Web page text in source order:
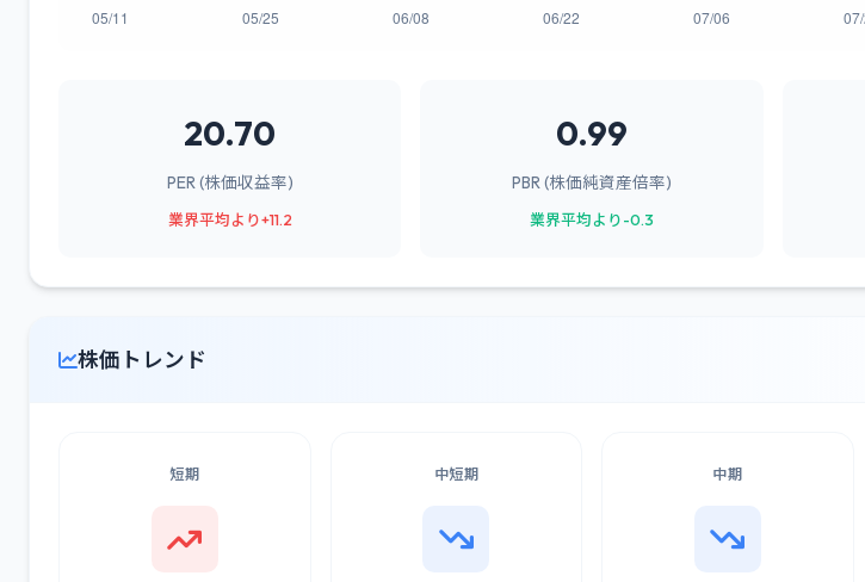
20.70
PER (株価収益率)
業界平均より+11.2
0.99
PBR (株価純資産倍率)
業界平均より-0.3
株価トレンド
短期 中短期 中期